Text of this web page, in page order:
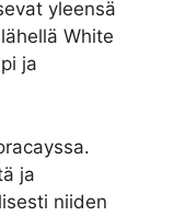
yleensä
White
ja
ja
niiden